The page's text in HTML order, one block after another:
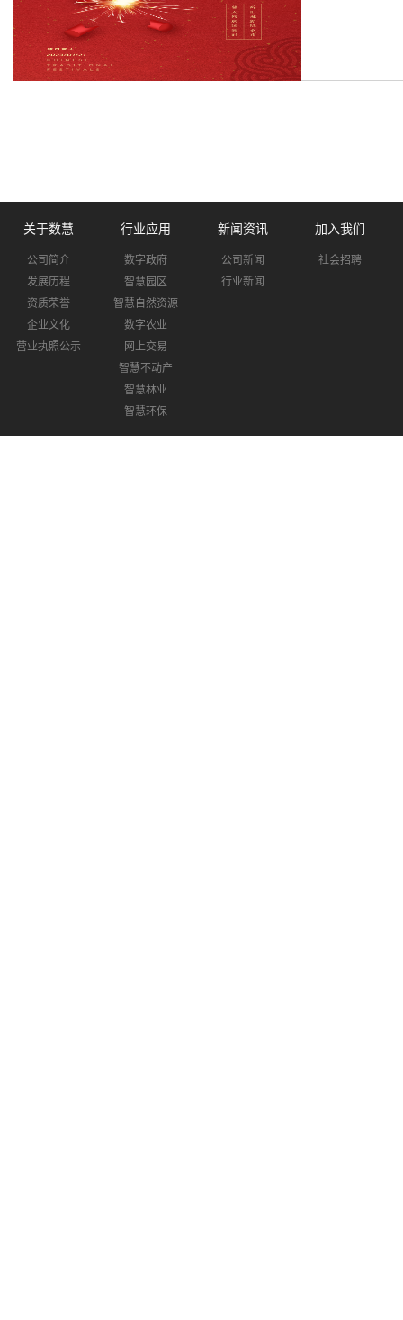
关于数慧
公司简介
发展历程
资质荣誉
企业文化
营业执照公示
行业应用
数字政府
智慧园区
智慧自然资源
数字农业
网上交易
智慧不动产
智慧林业
智慧环保
新闻资讯
公司新闻
行业新闻
加入我们
社会招聘